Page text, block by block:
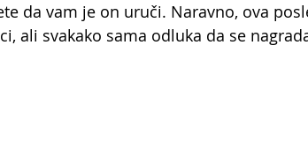
da vam je on uruči. Naravno, ova
ali svakako sama odluka da se